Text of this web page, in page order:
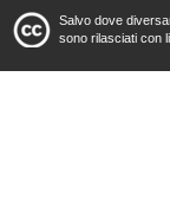
Salvo dove
sono rilasciati con